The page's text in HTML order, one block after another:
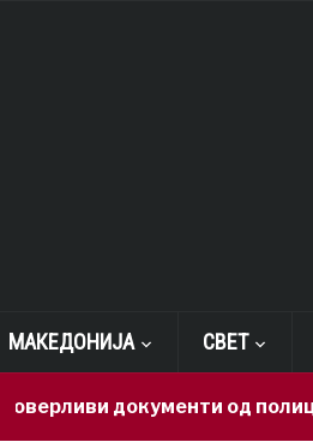
МАКЕДОНИЈА СВЕТ
документи од